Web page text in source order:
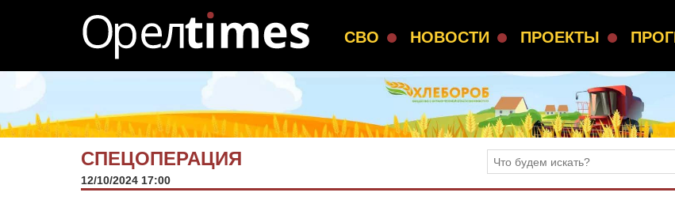
СВО НОВОСТИ ПРОЕКТЫ
СПЕЦОПЕРАЦИЯ
12/10/2024 17:00